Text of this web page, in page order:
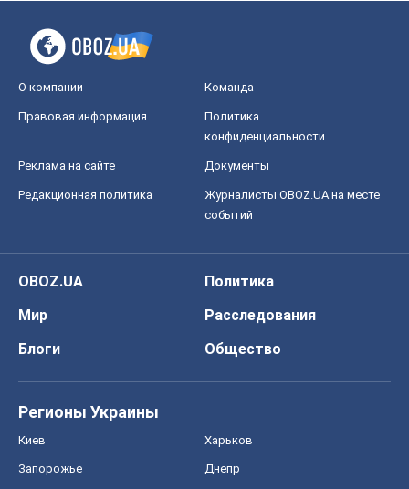
О компании Команда
Правовая информация
Политика
конфиденциальности
Реклама на сайте Документы
Редакционная политика
Журналисты OBOZ.UA на месте
событий
OBOZ.UA
Политика
Мир
Расследования
Блоги
Общество
Регионы Украины
Киев Харьков
Запорожье Днепр